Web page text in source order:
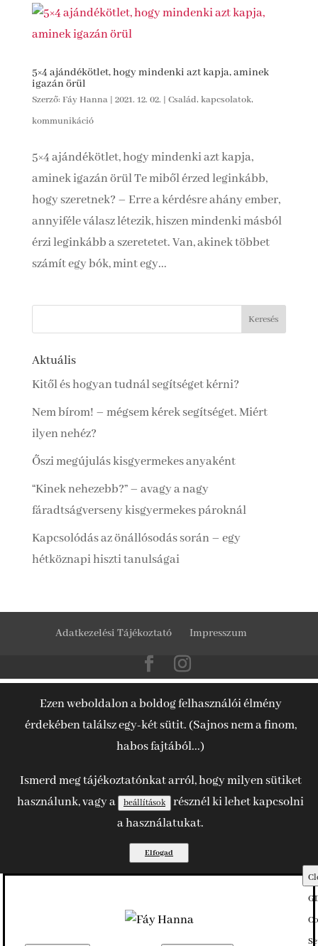
5×4 ajándékötlet, hogy mindenki azt kapja, aminek
igazán örül
Szerző: Fáy Hanna| 2021. 12. 02. | Család, kapcsolatok,
kommunikáció
5×4 ajándékötlet, hogy mindenki azt kapja,
aminek igazán örül Te miből érzed leginkább,
hogy szeretnek? – Erre a kérdésre ahány ember,
annyiféle válasz létezik, hiszen mindenki másból
érzi leginkább a szeretetet. Van, akinek többet
számít egy bók, mint egy...
Aktuális
Kitől és hogyan tudnál segítséget kérni?
Nem bírom! – mégsem kérek segítséget. Miért
ilyen nehéz?
Őszi megújulás kisgyermekes anyaként
“Kinek nehezebb?” – avagy a nagy
fáradtságverseny kisgyermekes pároknál
Kapcsolódás az önállósodás során – egy
hétköznapi hiszti tanulságai
Adatkezelési Tájékoztató Impresszum
Ezen weboldalon a boldog felhasználói élmény
érdekében találsz egy-két sütit. (Sajnos nem a finom,
habos fajtából...)
Ismerd meg tájékoztatónkat arról, hogy milyen sütiket
használunk, vagy a
beállítások
résznél ki lehet kapcsolni
a használatukat.
Elfogad